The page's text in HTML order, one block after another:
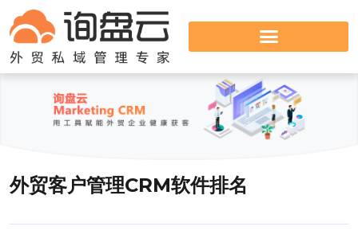
外贸客户管理CRM软件排名